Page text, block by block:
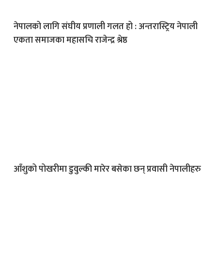
नेपालको लागि संघीय प्रणाली गलत हो : अन्तरास्ट्रिय नेपाली
एकता समाजका महासचि राजेन्द्र श्रेष्ठ
आँशुको पोखरीमा डुवुल्की मारेर बसेका छन् प्रवासी नेपालीहरु